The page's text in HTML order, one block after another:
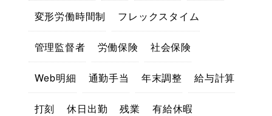
変形労働時間制 フレックスタイム
管理監督者 労働保険 社会保険
Web明細 通勤手当 年末調整 給与計算
打刻 休日出勤 残業 有給休暇